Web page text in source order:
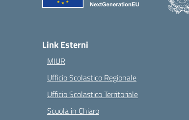
Link Esterni
MIUR
Ufficio Scolastico Regionale
Ufficio Scolastico Territoriale
Scuola in Chiaro